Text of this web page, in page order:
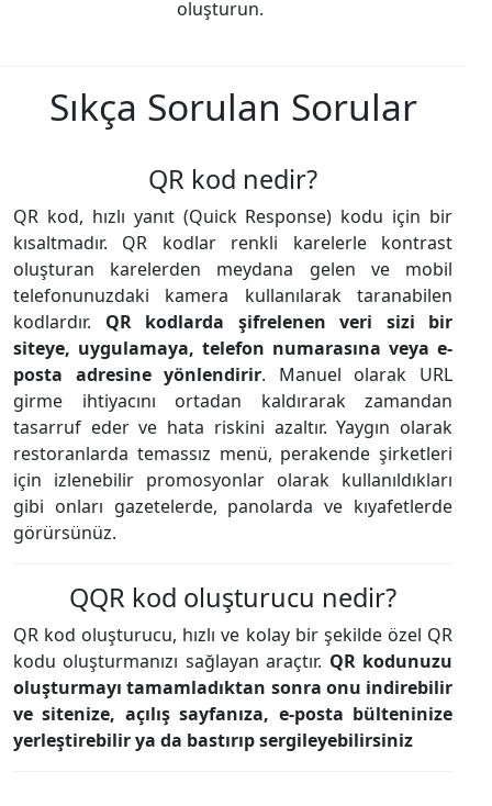
oluşturun.
Sıkça Sorulan Sorular
QR kod nedir?
QR kod, hızlı yanıt (Quick Response) kodu için bir
kısaltmadır. QR kodlar renkli karelerle kontrast
oluşturan karelerden meydana gelen ve mobil
telefonunuzdaki kamera kullanılarak taranabilen
kodlardır. QR kodlarda şifrelenen veri sizi bir
siteye, uygulamaya, telefon numarasına veya e-
posta adresine yönlendirir. Manuel olarak URL
girme ihtiyacını ortadan kaldırarak zamandan
tasarruf eder ve hata riskini azaltır. Yaygın olarak
restoranlarda temassız menü, perakende şirketleri
için izlenebilir promosyonlar olarak kullanıldıkları
gibi onları gazetelerde, panolarda ve kıyafetlerde
görürsünüz.
QQR kod oluşturucu nedir?
QR kod oluşturucu, hızlı ve kolay bir şekilde özel QR
kodu oluşturmanızı sağlayan araçtır. QR kodunuzu
oluşturmayı tamamladıktan sonra onu indirebilir
ve sitenize, açılış sayfanıza, e-posta bülteninize
yerleştirebilir ya da bastırıp sergileyebilirsiniz